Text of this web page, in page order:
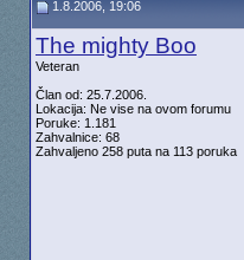
1.8.2006, 19:06
The mighty Boo
Veteran
Član od: 25.7.2006.
Lokacija: Ne vise na ovom forumu
Poruke: 1.181
Zahvalnice: 68
Zahvaljeno 258 puta na 113 poruka